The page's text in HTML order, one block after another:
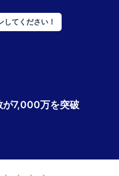
してください！
が7,000万を突破